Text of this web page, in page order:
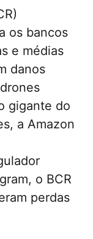
os bancos
e médias
danos
gigante do
a Amazon
o BCR
perdas